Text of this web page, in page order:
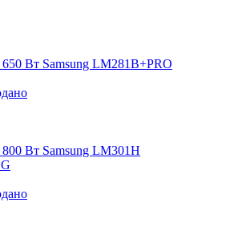
Вт Samsung LM281B+PRO
Вт Samsung LM301H